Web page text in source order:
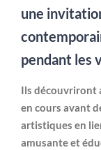
une
pendant les
Ils découvriront
en cours avant
artistiques en
amusante et